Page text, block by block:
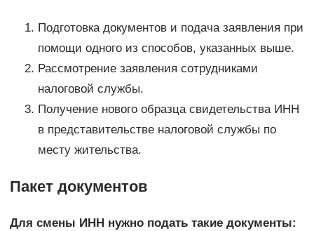
Подготовка документов и подача заявления при
помощи одного из способов, указанных выше.
Рассмотрение заявления сотрудниками
налоговой службы.
Получение нового образца свидетельства ИНН
в представительстве налоговой службы по
месту жительства.
Пакет документов
Для смены ИНН нужно подать такие документы: